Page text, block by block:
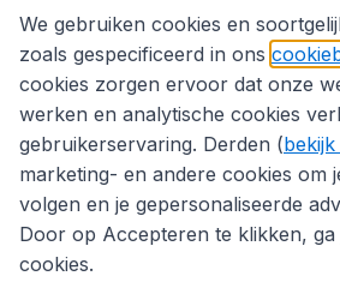
Volg CheapTickets.be
We gebruiken cookies en
zoals gespecificeerd in ons
cookies zorgen ervoor dat onze
werken en analytische cookies
gebruikerservaring. Derden (bekijk
marketing- en andere cookies om
volgen en je gepersonaliseerde
Door op Accepteren te klikken,
cookies.